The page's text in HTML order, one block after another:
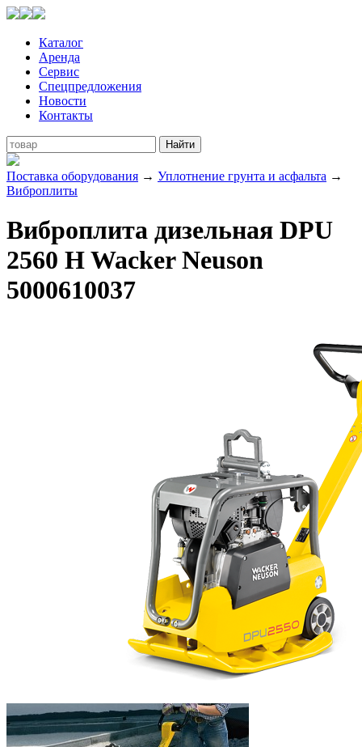
Каталог
Аренда
Сервис
Спецпредложения
Новости
Контакты
Поставка оборудования → Уплотнение грунта и асфальта →
Виброплиты
Виброплита дизельная DPU
2560 H Wacker Neuson
5000610037